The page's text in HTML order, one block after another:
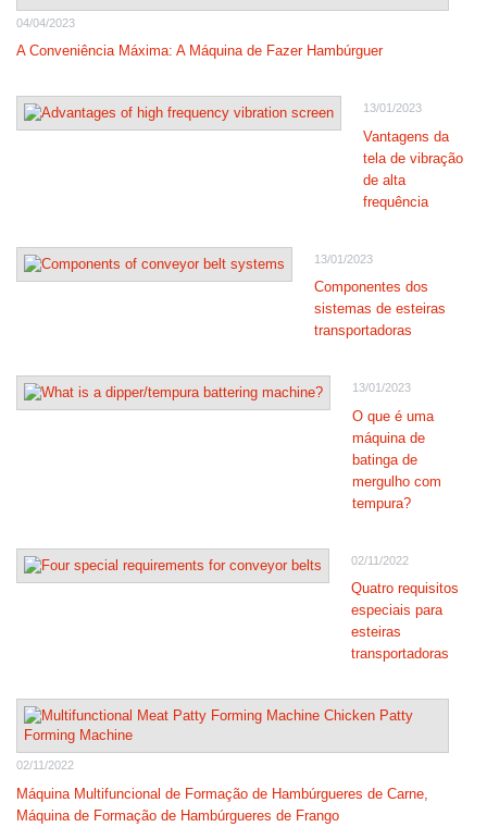
04/04/2023
A Conveniência Máxima: A Máquina de Fazer Hambúrguer
13/01/2023
Vantagens da
tela de vibração
de alta
frequência
13/01/2023
Componentes dos
sistemas de esteiras
transportadoras
13/01/2023
O que é uma
máquina de
batinga de
mergulho com
tempura?
02/11/2022
Quatro requisitos
especiais para
esteiras
transportadoras
02/11/2022
Máquina Multifuncional de Formação de Hambúrgueres de Carne,
Máquina de Formação de Hambúrgueres de Frango